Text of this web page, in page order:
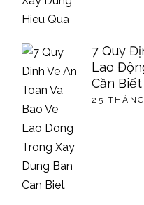
7 Quy
Lao
Cần Biết
25